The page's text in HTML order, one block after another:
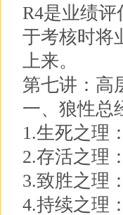
R4是业绩
于考核时将
上来。
第七讲：
一、狼性总
1.生死之理
2.存活之理
3.致胜之理
4.持续之理